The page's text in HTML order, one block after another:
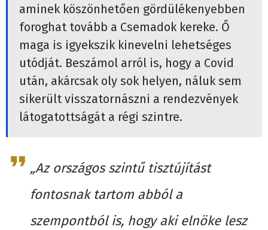
aminek köszönhetően gördülékenyebben
foroghat tovább a Csemadok kereke. Ő
maga is igyekszik kinevelni lehetséges
utódját. Beszámol arról is, hogy a Covid
után, akárcsak oly sok helyen, náluk sem
sikerült visszatornászni a rendezvények
látogatottságát a régi szintre.
„Az országos szintű tisztújítást
fontosnak tartom abból a
szempontból is, hogy aki elnöke lesz